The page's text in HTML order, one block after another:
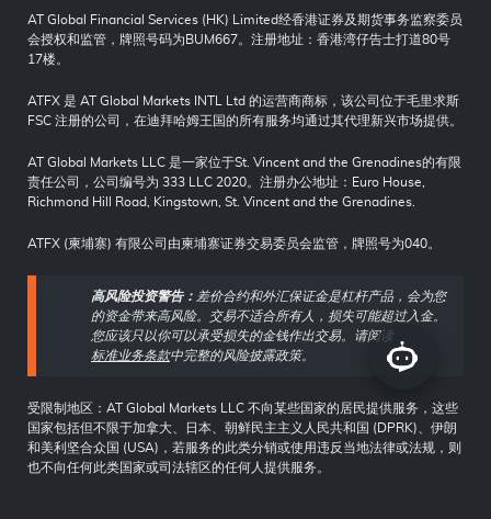
AT Global Financial Services (HK) Limited经香港证券及期货事务监察委员
会授权和监管，牌照号码为BUM667。注册地址：香港湾仔告士打道80号
17楼。
ATFX 是 AT Global Markets INTL Ltd 的运营商商标，该公司位于毛里求斯
FSC 注册的公司，在迪拜哈姆王国的所有服务均通过其代理新兴市场提供。
AT Global Markets LLC 是一家位于St. Vincent and the Grenadines的有限
责任公司，公司编号为 333 LLC 2020。注册办公地址：Euro House,
Richmond Hill Road, Kingstown, St. Vincent and the Grenadines.
ATFX (柬埔寨) 有限公司由柬埔寨证券交易委员会监管，牌照号为040。
高风险投资警告： 差价合约和外汇保证金是杠杆产品，会为您
的资金带来高风险。交易不适合所有人，损失可能超过入金。
您应该只以你可以承受损失的金钱作出交易。请阅读
标准业务条款中完整的风险披露政策。
受限制地区：AT Global Markets LLC 不向某些国家的居民提供服务，这些
国家包括但不限于加拿大、日本、朝鲜民主主义人民共和国 (DPRK)、伊朗
和美利坚合众国 (USA)，若服务的此类分销或使用违反当地法律或法规，则
也不向任何此类国家或司法辖区的任何人提供服务。